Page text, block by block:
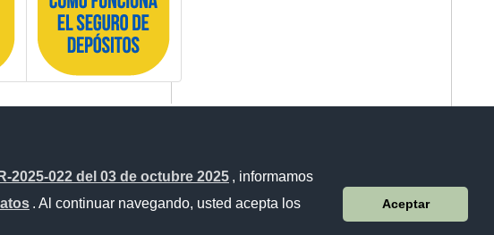
2025-022 del 03 de octubre 2025 , informamos
. Al continuar navegando, usted acepta los
Aceptar
Sistema Nacional de Información (SNI)